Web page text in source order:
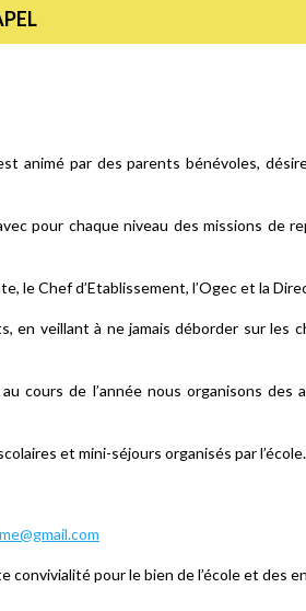
par des parents bénévoles,
pour chaque niveau des missions de
le Chef d’Etablissement, l’Ogec et la
veillant à ne jamais déborder sur les
cours de l’année nous organisons des
et mini-séjours organisés par l’école.
convivialité pour le bien de l’école et des